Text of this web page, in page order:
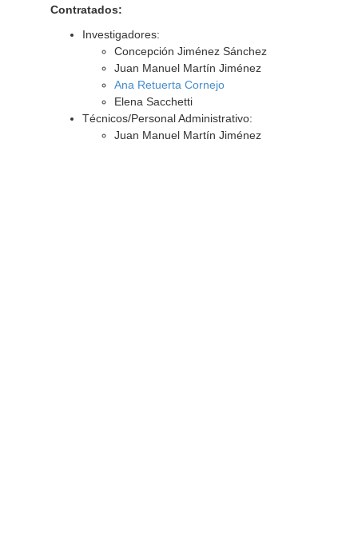
Contratados:
Investigadores:
Concepción Jiménez Sánchez
Juan Manuel Martín Jiménez
Ana Retuerta Cornejo
Elena Sacchetti
Técnicos/Personal Administrativo:
Juan Manuel Martín Jiménez